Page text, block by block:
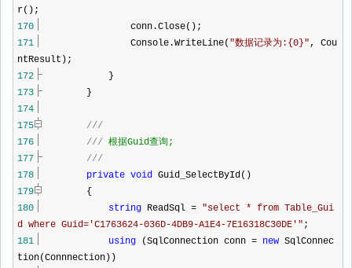
r();
170
conn.Close();
171
Console.WriteLine( "数据记录为:{0}", Cou
ntResult);
172
}
173
}
174
175
///
176
/// 根据Guid查询;
177
///
178
private void Guid_SelectById()
179
{
180
string ReadSql = "select * from Table_Gui
d where Guid='C1763624-036D-4DB9-A1E4-7E16318C30DE' " ;
181
using (SqlConnection conn = new SqlConnec
tion(Connnection))